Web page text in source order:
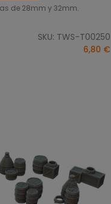
de 28mm y 32mm.
SKU: TWS-T00250
6,80 €